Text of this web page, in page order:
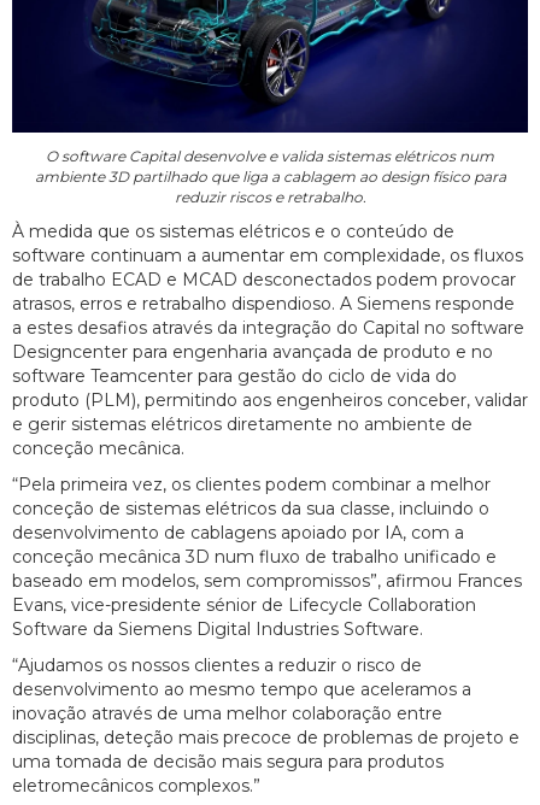
O software Capital desenvolve e valida sistemas elétricos num
ambiente 3D partilhado que liga a cablagem ao design físico para
reduzir riscos e retrabalho.
À medida que os sistemas elétricos e o conteúdo de
software continuam a aumentar em complexidade, os fluxos
de trabalho ECAD e MCAD desconectados podem provocar
atrasos, erros e retrabalho dispendioso. A Siemens responde
a estes desafios através da integração do Capital no software
Designcenter para engenharia avançada de produto e no
software Teamcenter para gestão do ciclo de vida do
produto (PLM), permitindo aos engenheiros conceber, validar
e gerir sistemas elétricos diretamente no ambiente de
conceção mecânica.
“Pela primeira vez, os clientes podem combinar a melhor
conceção de sistemas elétricos da sua classe, incluindo o
desenvolvimento de cablagens apoiado por IA, com a
conceção mecânica 3D num fluxo de trabalho unificado e
baseado em modelos, sem compromissos”, afirmou Frances
Evans, vice-presidente sénior de Lifecycle Collaboration
Software da Siemens Digital Industries Software.
“Ajudamos os nossos clientes a reduzir o risco de
desenvolvimento ao mesmo tempo que aceleramos a
inovação através de uma melhor colaboração entre
disciplinas, deteção mais precoce de problemas de projeto e
uma tomada de decisão mais segura para produtos
eletromecânicos complexos.”